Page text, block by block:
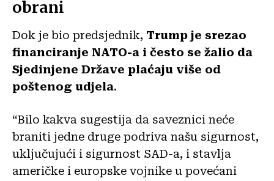
obrani
Dok je bio predsjednik, Trump je srezao
financiranje NATO-a i često se žalio da
Sjedinjene Države plaćaju više od
poštenog udjela.
“Bilo kakva sugestija da saveznici neće
braniti jedne druge podriva našu sigurnost,
uključujući i sigurnost SAD-a, i stavlja
američke i europske vojnike u povećani